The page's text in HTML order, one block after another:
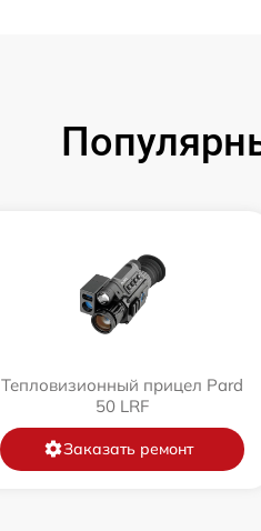
Тепловизионный прицел Pard
50 LRF
Заказать ремонт